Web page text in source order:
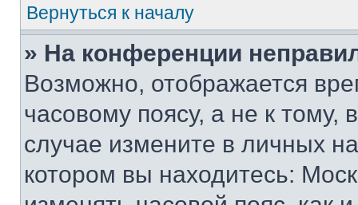
Вернуться к началу
» На конференции
Возможно, отображается
часовому поясу, а не к тому,
случае измените в личных
котором вы находитесь: